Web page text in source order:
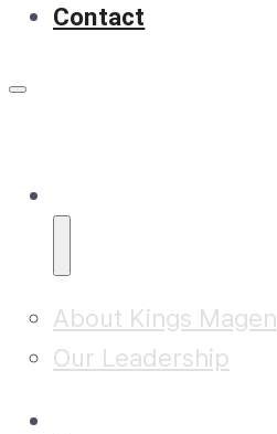
Contact
About Kings Magen
Our Leadership